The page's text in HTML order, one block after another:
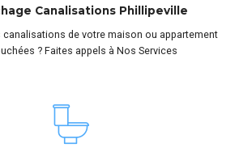
Canalisations Phillipeville
canalisations de votre maison ou appartement
? Faites appels à Nos Services